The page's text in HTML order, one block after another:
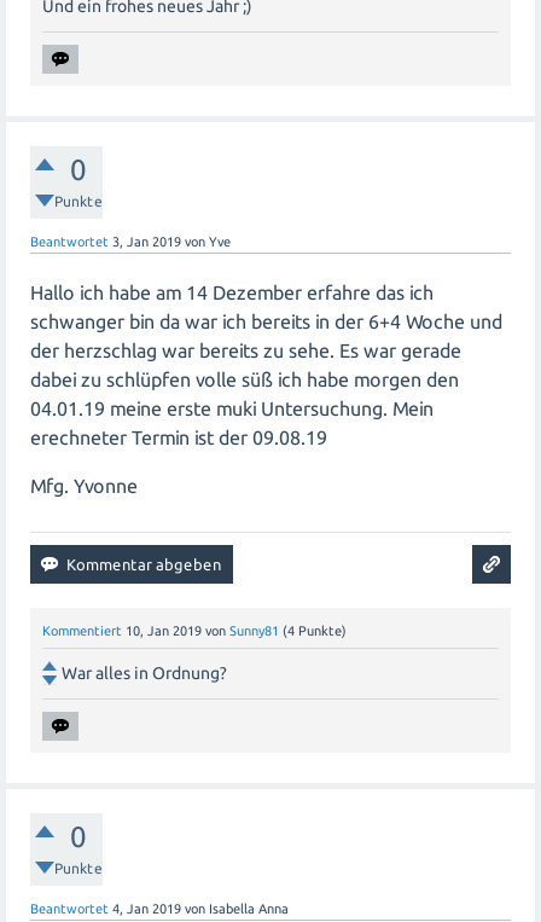
Und ein frohes neues Jahr ;)
0
Punkte
Beantwortet 3, Jan 2019 von Yve
Hallo ich habe am 14 Dezember erfahre das ich
schwanger bin da war ich bereits in der 6+4 Woche und
der herzschlag war bereits zu sehe. Es war gerade
dabei zu schlüpfen volle süß ich habe morgen den
04.01.19 meine erste muki Untersuchung. Mein
erechneter Termin ist der 09.08.19
Mfg. Yvonne
Kommentiert 10, Jan 2019 von Sunny81 (4 Punkte)
War alles in Ordnung?
0
Punkte
Beantwortet 4, Jan 2019 von Isabella Anna